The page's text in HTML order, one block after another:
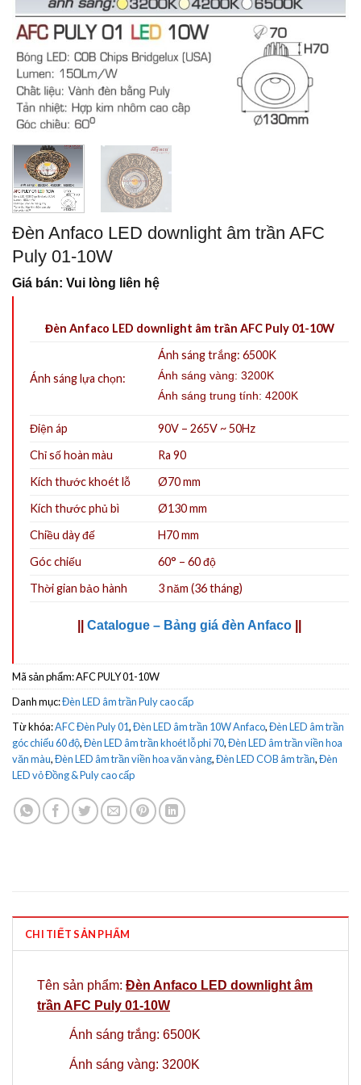
Đèn Anfaco LED downlight âm trần AFC
Puly 01-10W
Giá bán: Vui lòng liên hệ
Đèn Anfaco LED downlight âm trần AFC Puly 01-10W
Ánh sáng lựa chọn:
Ánh sáng trắng: 6500K
Ánh sáng vàng: 3200K
Ánh sáng trung tính: 4200K
Điện áp
90V – 265V ~ 50Hz
Chỉ số hoàn màu
Ra 90
Kích thước khoét lỗ
Ø70mm
Kích thước phủ bì
Ø130 mm
Chiều dày đế
H70 mm
Góc chiếu
60° – 60 độ
Thời gian bảo hành
3 năm (36 tháng)
Catalogue – Bảng giá đèn Anfaco
Mã sản phẩm:AFC PULY 01-10W
Danh mục:Đèn LED âm trần Puly cao cấp
Từ khóa:AFC Đèn Puly 01,Đèn LED âm trần 10W Anfaco,Đèn LED âm trần
góc chiếu 60 độ,Đèn LED âm trần khoét lỗ phi 70,Đèn LED âm trần viền hoa
văn màu,Đèn LED âm trần viền hoa văn vàng,Đèn LED COB âm trần,Đèn
LED vỏ Đồng & Puly cao cấp
CHI TIẾT SẢN PHẨM
Tên sản phẩm: Đèn Anfaco LED downlight âm
trần AFC Puly 01-10W
Ánh sáng trắng: 6500K
Ánh sáng vàng: 3200K